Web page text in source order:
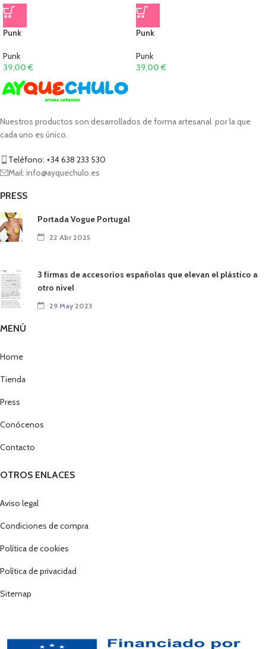
Punk
Punk
39,00 €
Punk
Punk
39,00 €
Nuestros productos son desarrollados de forma artesanal por la que
cada uno es único.
Teléfono: +34 638 233 530
Mail: info@ayquechulo.es
PRESS
Portada Vogue Portugal
22 Abr 2025
3 firmas de accesorios españolas que elevan el plástico a
otro nivel
29 May 2023
MENÚ
Home
Tienda
Press
Conócenos
Contacto
OTROS ENLACES
Aviso legal
Condiciones de compra
Política de cookies
Política de privacidad
Sitemap